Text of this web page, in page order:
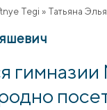
Tegi » Татьяна